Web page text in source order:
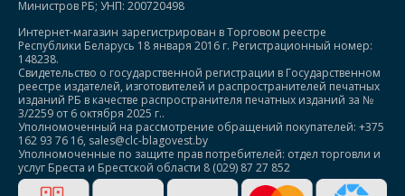
Министров РБ; УНП: 200720498
Интернет-магазин зарегистрирован в Торговом реестре
Республики Беларусь 18 января 2016 г. Регистрационный номер:
148238.
Свидетельство о государственной регистрации в Государственном
реестре издателей, изготовителей и распространителей печатных
изданий РБ в качестве распространителя печатных изданий за №
3/2259 от 6 октября 2025 г..
Уполномоченный на рассмотрение обращений покупателей: +375
162 93 76 16, sales@clc-blagovest.by
Уполномоченные по защите прав потребителей: отдел торговли и
услуг Бреста и Брестской области 8 (029) 87 27 852